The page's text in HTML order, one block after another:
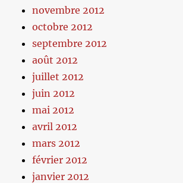
novembre 2012
octobre 2012
septembre 2012
août 2012
juillet 2012
juin 2012
mai 2012
avril 2012
mars 2012
février 2012
janvier 2012